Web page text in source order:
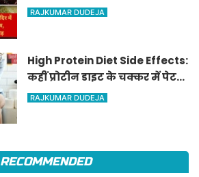
तरह सज-धजकर जाते हैं पुरुष,
RAJKUMAR DUDEJA
High Protein Diet Side Effects:
कहीं प्रोटीन डाइट के चक्कर में पेट
तो खराब नहीं हो रहा? जानिए कब्ज
RAJKUMAR DUDEJA
RECOMMENDED